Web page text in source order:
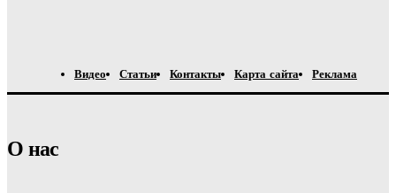
Видео Статьи Контакты Карта сайта Реклама
О нас